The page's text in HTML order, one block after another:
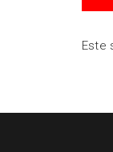
Este